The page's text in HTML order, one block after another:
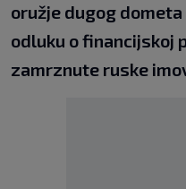
oružje dugog
odluku o financijskoj
zamrznute ruske